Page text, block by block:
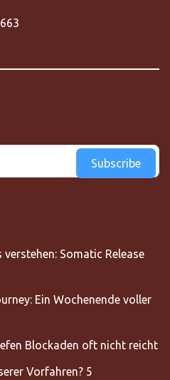
Subscribe
Somatic Release
Ein Wochenende voller
Blockaden oft nicht reicht
Vorfahren? 5